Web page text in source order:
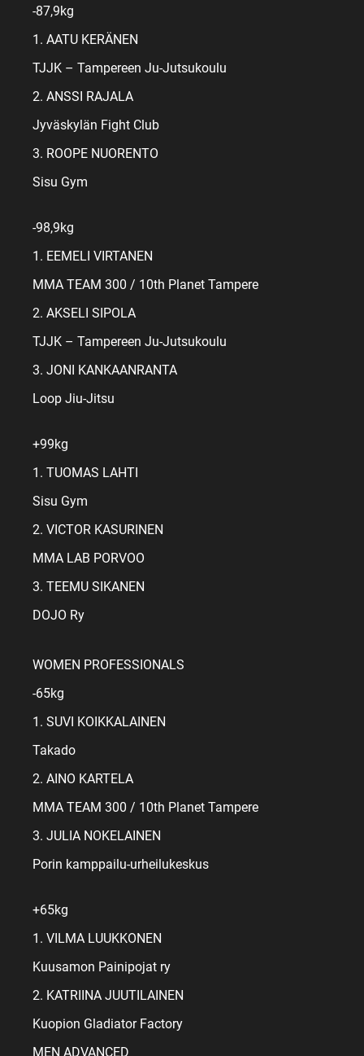
-87,9kg
1. AATU KERÄNEN
TJJK – Tampereen Ju-Jutsukoulu
2. ANSSI RAJALA
Jyväskylän Fight Club
3. ROOPE NUORENTO
Sisu Gym
-98,9kg
1. EEMELI VIRTANEN
MMA TEAM 300 / 10th Planet Tampere
2. AKSELI SIPOLA
TJJK – Tampereen Ju-Jutsukoulu
3. JONI KANKAANRANTA
Loop Jiu-Jitsu
+99kg
1. TUOMAS LAHTI
Sisu Gym
2. VICTOR KASURINEN
MMA LAB PORVOO
3. TEEMU SIKANEN
DOJO Ry
WOMEN PROFESSIONALS
-65kg
1. SUVI KOIKKALAINEN
Takado
2. AINO KARTELA
MMA TEAM 300 / 10th Planet Tampere
3. JULIA NOKELAINEN
Porin kamppailu-urheilukeskus
+65kg
1. VILMA LUUKKONEN
Kuusamon Painipojat ry
2. KATRIINA JUUTILAINEN
Kuopion Gladiator Factory
MEN ADVANCED